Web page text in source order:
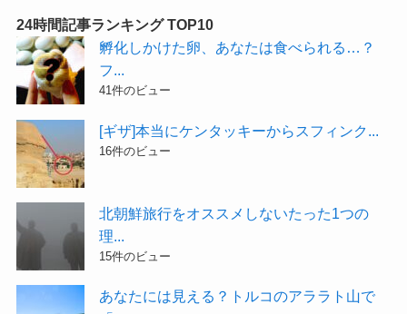
24時間記事ランキング TOP10
孵化しかけた卵、あなたは食べられる…？
フ...
41件のビュー
[ギザ]本当にケンタッキーからスフィンク...
16件のビュー
北朝鮮旅行をオススメしないたった1つの
理...
15件のビュー
あなたには見える？トルコのアララト山で